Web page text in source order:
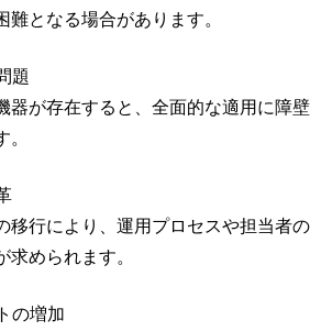
となる場合があります。
題
器が存在すると、全面的な適用に障壁
移行により、運用プロセスや担当者の
められます。
の増加